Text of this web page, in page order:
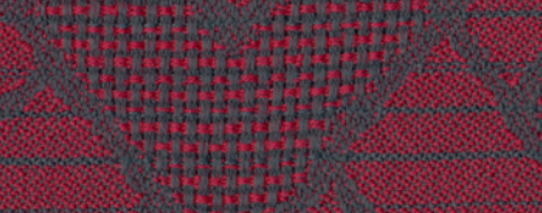
Consent Management Platform von Real Cookie Banner